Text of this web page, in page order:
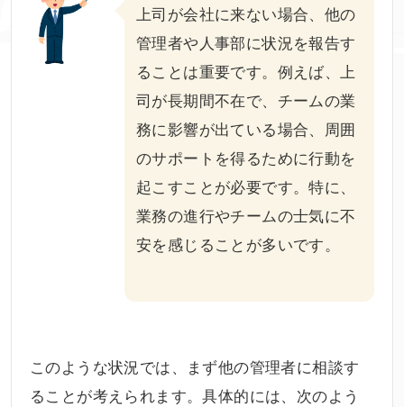
上司が会社に来ない場合、他の
管理者や人事部に状況を報告す
ることは重要です。例えば、上
司が長期間不在で、チームの業
務に影響が出ている場合、周囲
のサポートを得るために行動を
起こすことが必要です。特に、
業務の進行やチームの士気に不
安を感じることが多いです。
このような状況では、まず他の管理者に相談す
ることが考えられます。具体的には、次のよう